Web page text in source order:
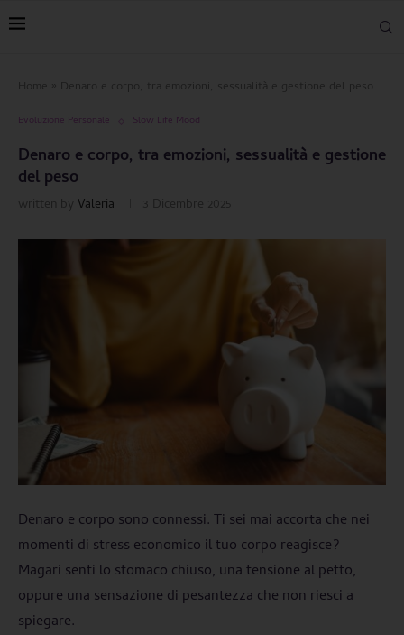
Denaro e corpo, tra emozioni, sessualità e gestione del peso
Evoluzione Personale Slow Life Mood
Denaro e corpo, tra emozioni, sessualità e gestione
del peso
written by Valeria 3 Dicembre 2025
Denaro e corpo sono connessi. Ti sei mai accorta che nei
momenti di stress economico il tuo corpo reagisce?
Magari senti lo stomaco chiuso, una tensione al petto,
oppure una sensazione di pesantezza che non riesci a
spiegare.